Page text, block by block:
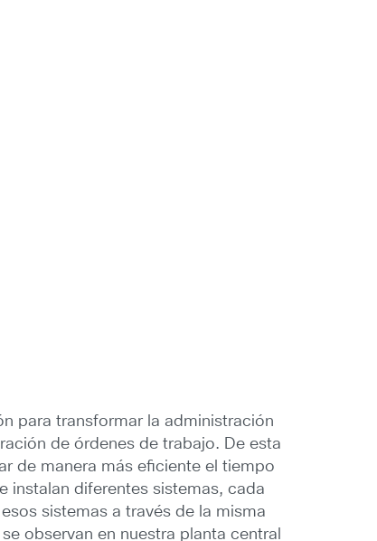
para transformar la administración
de órdenes de trabajo. De esta
de manera más eficiente el tiempo
instalan diferentes sistemas, cada
sistemas a través de la misma
observan en nuestra planta central